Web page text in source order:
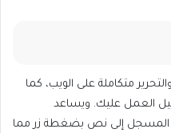
متكاملة على الويب، كما
العمل عليك. ويساعد
المسجل إلى نص بضغطة زر مما